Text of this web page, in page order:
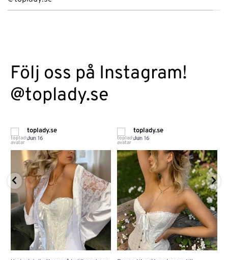
Följ oss på Instagram!
@toplady.se
toplady.se
Jun 16
toplady.se
Jun 16